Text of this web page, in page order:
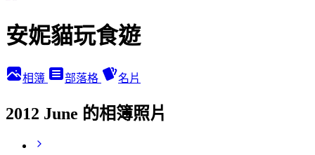
安妮貓玩食遊
相簿 部落格 名片
2012 June 的相簿照片